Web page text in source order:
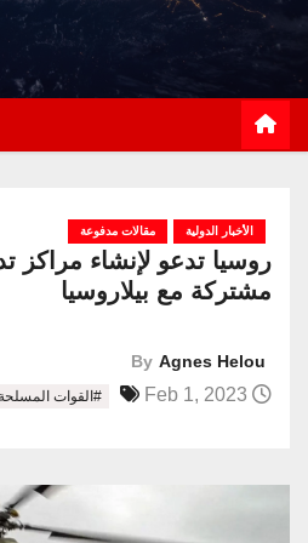
الأخبار الدولية مقالات مدفوعة
روسيا تدعو لإنشاء مراكز
مشتركة مع بيلاروسيا
By Agnes Helou
#القوات المسلحة